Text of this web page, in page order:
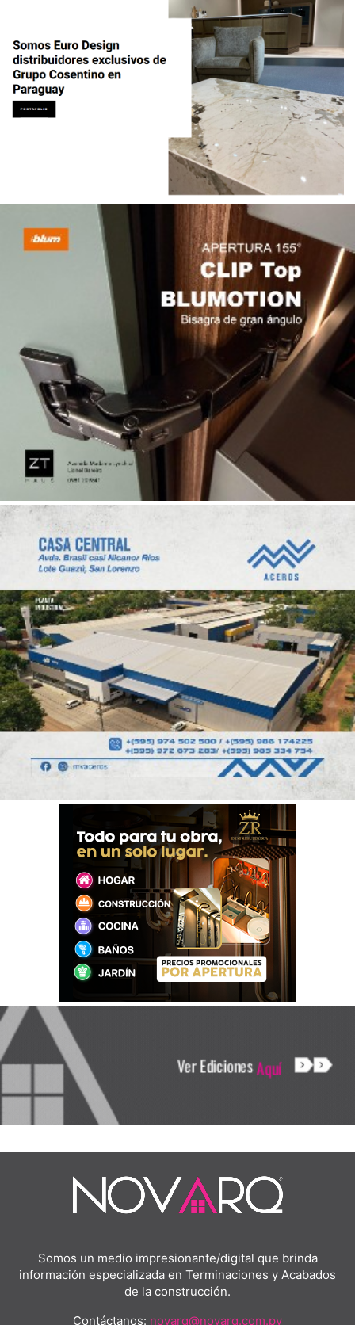
Somos un medio impresionante/digital que brinda
información especializada en Terminaciones y Acabados
de la construcción.
Contáctanos: novarq@novarq.com.py